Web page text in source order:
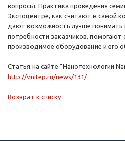
вопросы. Практика проведения
Экспоцентре, как считают в самой
дают возможность лучше понимать
потребности заказчиков, помогают
производимое оборудование и его
Статья на сайте "Нанотехнологии
http://vnitep.ru/news/131/
Возврат к списку